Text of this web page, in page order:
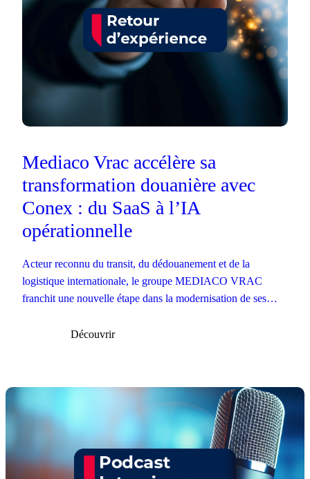
Mediaco Vrac accélère sa
transformation douanière avec
Conex : du SaaS à l’IA
opérationnelle
Acteur reconnu du transit, du dédouanement et de la
logistique internationale, le groupe MEDIACO VRAC
franchit une nouvelle étape dans la modernisation de ses
Découvrir